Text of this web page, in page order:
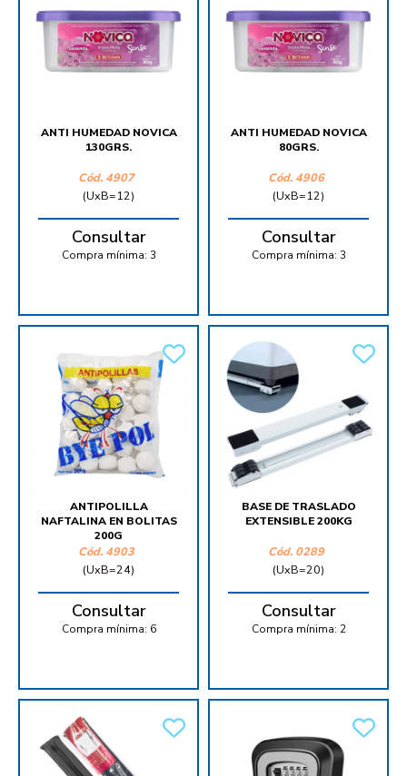
ANTI HUMEDAD NOVICA
130GRS.
Cód. 4907
(UxB=12)
Consultar
Compra mínima: 3
ANTI HUMEDAD NOVICA
80GRS.
Cód. 4906
(UxB=12)
Consultar
Compra mínima: 3
ANTIPOLILLA
NAFTALINA EN BOLITAS
200G
Cód. 4903
(UxB=24)
Consultar
Compra mínima: 6
BASE DE TRASLADO
EXTENSIBLE 200KG
Cód. 0289
(UxB=20)
Consultar
Compra mínima: 2